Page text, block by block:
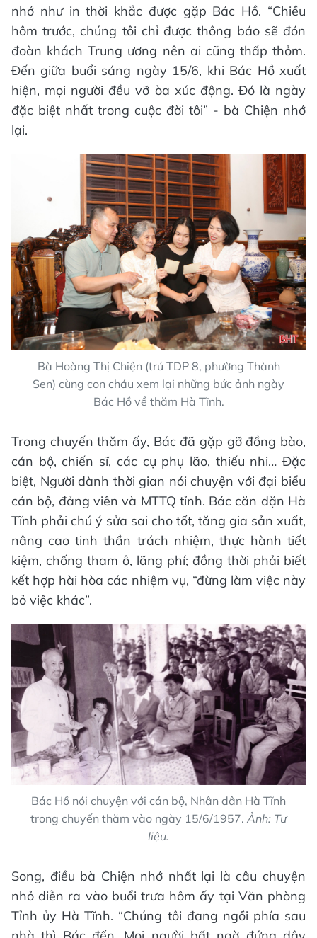
nhớ như in thời khắc được gặp Bác Hồ. “Chiều
hôm trước, chúng tôi chỉ được thông báo sẽ đón
đoàn khách Trung ương nên ai cũng thấp thỏm.
Đến giữa buổi sáng ngày 15/6, khi Bác Hồ xuất
hiện, mọi người đều vỡ òa xúc động. Đó là ngày
đặc biệt nhất trong cuộc đời tôi” - bà Chiện nhớ
lại.
Bà Hoàng Thị Chiện (trú TDP 8, phường Thành
Sen) cùng con cháu xem lại những bức ảnh ngày
Bác Hồ về thăm Hà Tĩnh.
Trong chuyến thăm ấy, Bác đã gặp gỡ đồng bào,
cán bộ, chiến sĩ, các cụ phụ lão, thiếu nhi… Đặc
biệt, Người dành thời gian nói chuyện với đại biểu
cán bộ, đảng viên và MTTQ tỉnh. Bác căn dặn Hà
Tĩnh phải chú ý sửa sai cho tốt, tăng gia sản xuất,
nâng cao tinh thần trách nhiệm, thực hành tiết
kiệm, chống tham ô, lãng phí; đồng thời phải biết
kết hợp hài hòa các nhiệm vụ, “đừng làm việc này
bỏ việc khác”.
Bác Hồ nói chuyện với cán bộ, Nhân dân Hà Tĩnh
trong chuyến thăm vào ngày 15/6/1957. Ảnh: Tư
liệu.
Song, điều bà Chiện nhớ nhất lại là câu chuyện
nhỏ diễn ra vào buổi trưa hôm ấy tại Văn phòng
Tỉnh ủy Hà Tĩnh. “Chúng tôi đang ngồi phía sau